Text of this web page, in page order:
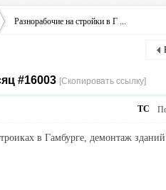
Разнорабочие на стройки в Г ...
#16003 [Скопировать ссылку]
ТС
в Гамбурге, демонтаж